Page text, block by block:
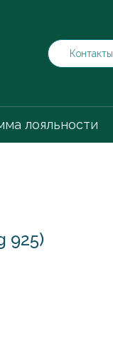
Контакты
лояльности
925)